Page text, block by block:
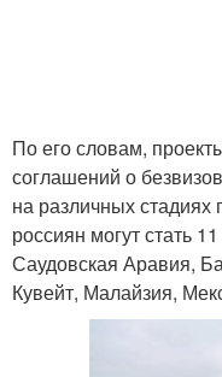
По его словам,
соглашений о
на различных
россиян могут стать
Саудовская Аравия,
Кувейт, Малайзия,